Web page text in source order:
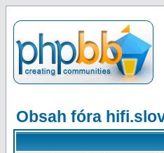
Obsah fóra